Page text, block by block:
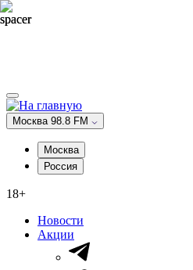
Москва 98.8 FM
Москва
Россия
18+
Новости
Акции